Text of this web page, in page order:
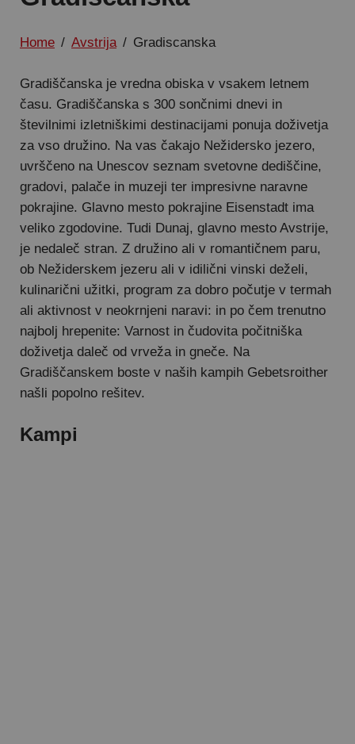
Home / Avstrija / Gradiscanska
Gradiščanska je vredna obiska v vsakem letnem
času. Gradiščanska s 300 sončnimi dnevi in
številnimi izletniškimi destinacijami ponuja doživetja
za vso družino. Na vas čakajo Nežidersko jezero,
uvrščeno na Unescov seznam svetovne dediščine,
gradovi, palače in muzeji ter impresivne naravne
pokrajine. Glavno mesto pokrajine Eisenstadt ima
veliko zgodovine. Tudi Dunaj, glavno mesto Avstrije,
je nedaleč stran. Z družino ali v romantičnem paru,
ob Nežiderskem jezeru ali v idilični vinski deželi,
kulinarični užitki, program za dobro počutje v termah
ali aktivnost v neokrnjeni naravi: in po čem trenutno
najbolj hrepenite: Varnost in čudovita počitniška
doživetja daleč od vrveža in gneče. Na
Gradiščanskem boste v naših kampih Gebetsroither
našli popolno rešitev.
Kampi